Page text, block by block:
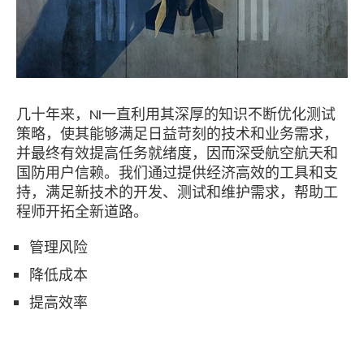
几十年来，NI一直利用其深厚的知识不断优化测试
策略，使其能够满足日益苛刻的技术和业务需求，
并最终有效提高任务就绪度，因而深受航空航天和
国防用户信赖。我们通过提供经济高效的工具和支
持，满足新技术的开发、测试和维护需求，帮助工
程师开拓全新道路。
管理风险
降低成本
提高效率